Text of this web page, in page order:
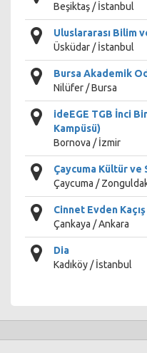
Beşiktaş / İstanbul
Uluslararası Bilim
Üsküdar / İstanbul
Bursa Akademik
Nilüfer / Bursa
ideEGE TGB İnci
Kampüsü)
Bornova / İzmir
Çaycuma Kültür ve
Çaycuma /
Cinnet Evden Kaçış
Çankaya / Ankara
Dia
Kadıköy / İstanbul